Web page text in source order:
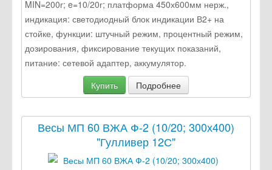
MIN=200г; e=10/20г; платформа 450х600мм нерж.,
индикация: светодиодный блок индикации В2+ на
стойке, функции: штучный режим, процентный режим,
дозирования, фиксирование текущих показаний,
питание: сетевой адаптер, аккумулятор.
Купить
Подробнее
Весы МП 60 ВЖА Ф-2 (10/20; 300х400)
"Гулливер 12С"